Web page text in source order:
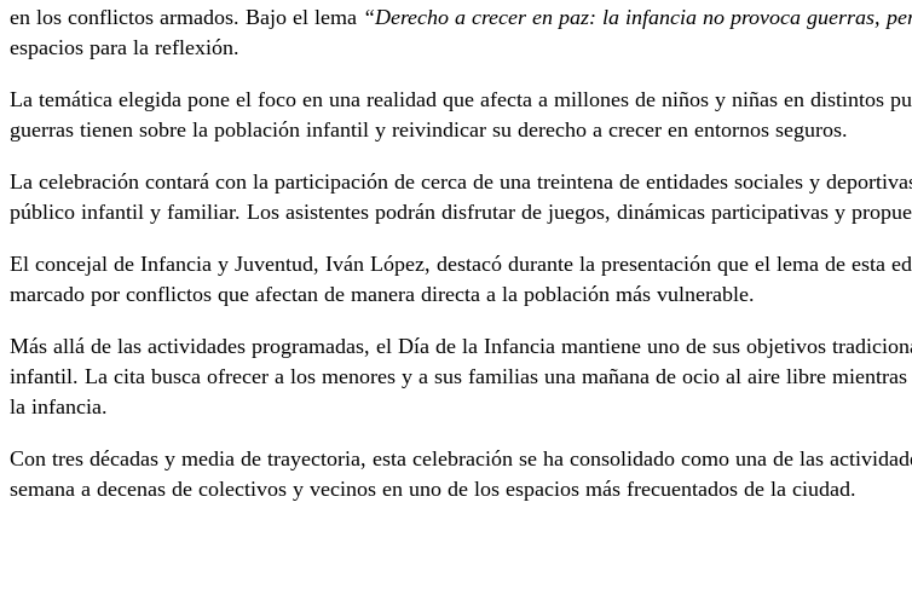
en los conflictos armados. Bajo el lema “Derecho a crecer en paz: la infancia no provoca guerras,
espacios para la reflexión.
La temática elegida pone el foco en una realidad que afecta a millones de niños y niñas en distintos
guerras tienen sobre la población infantil y reivindicar su derecho a crecer en entornos seguros.
La celebración contará con la participación de cerca de una treintena de entidades sociales y
público infantil y familiar. Los asistentes podrán disfrutar de juegos, dinámicas participativas y
El concejal de Infancia y Juventud, Iván López, destacó durante la presentación que el lema de esta
marcado por conflictos que afectan de manera directa a la población más vulnerable.
Más allá de las actividades programadas, el Día de la Infancia mantiene uno de sus objetivos
infantil. La cita busca ofrecer a los menores y a sus familias una mañana de ocio al aire libre
la infancia.
Con tres décadas y media de trayectoria, esta celebración se ha consolidado como una de las
semana a decenas de colectivos y vecinos en uno de los espacios más frecuentados de la ciudad.